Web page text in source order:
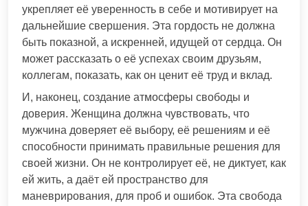
укрепляет её уверенность в себе и мотивирует на
дальнейшие свершения. Эта гордость не должна
быть показной, а искренней, идущей от сердца. Он
может рассказать о её успехах своим друзьям,
коллегам, показать, как он ценит её труд и вклад.
И, наконец, создание атмосферы свободы и
доверия. Женщина должна чувствовать, что
мужчина доверяет её выбору, её решениям и её
способности принимать правильные решения для
своей жизни. Он не контролирует её, не диктует, как
ей жить, а даёт ей пространство для
маневрирования, для проб и ошибок. Эта свобода